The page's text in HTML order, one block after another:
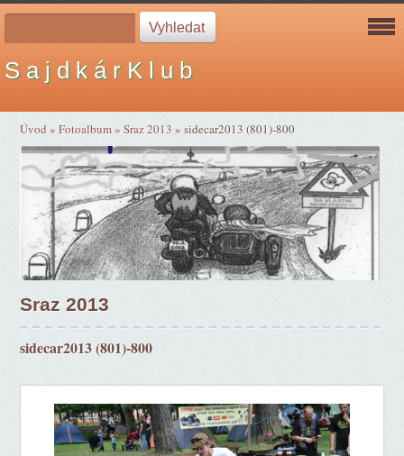
S a j d k á r K l u b
Úvod »Fotoalbum»Sraz 2013 »sidecar2013 (801)-800
Sraz 2013
sidecar2013 (801)-800